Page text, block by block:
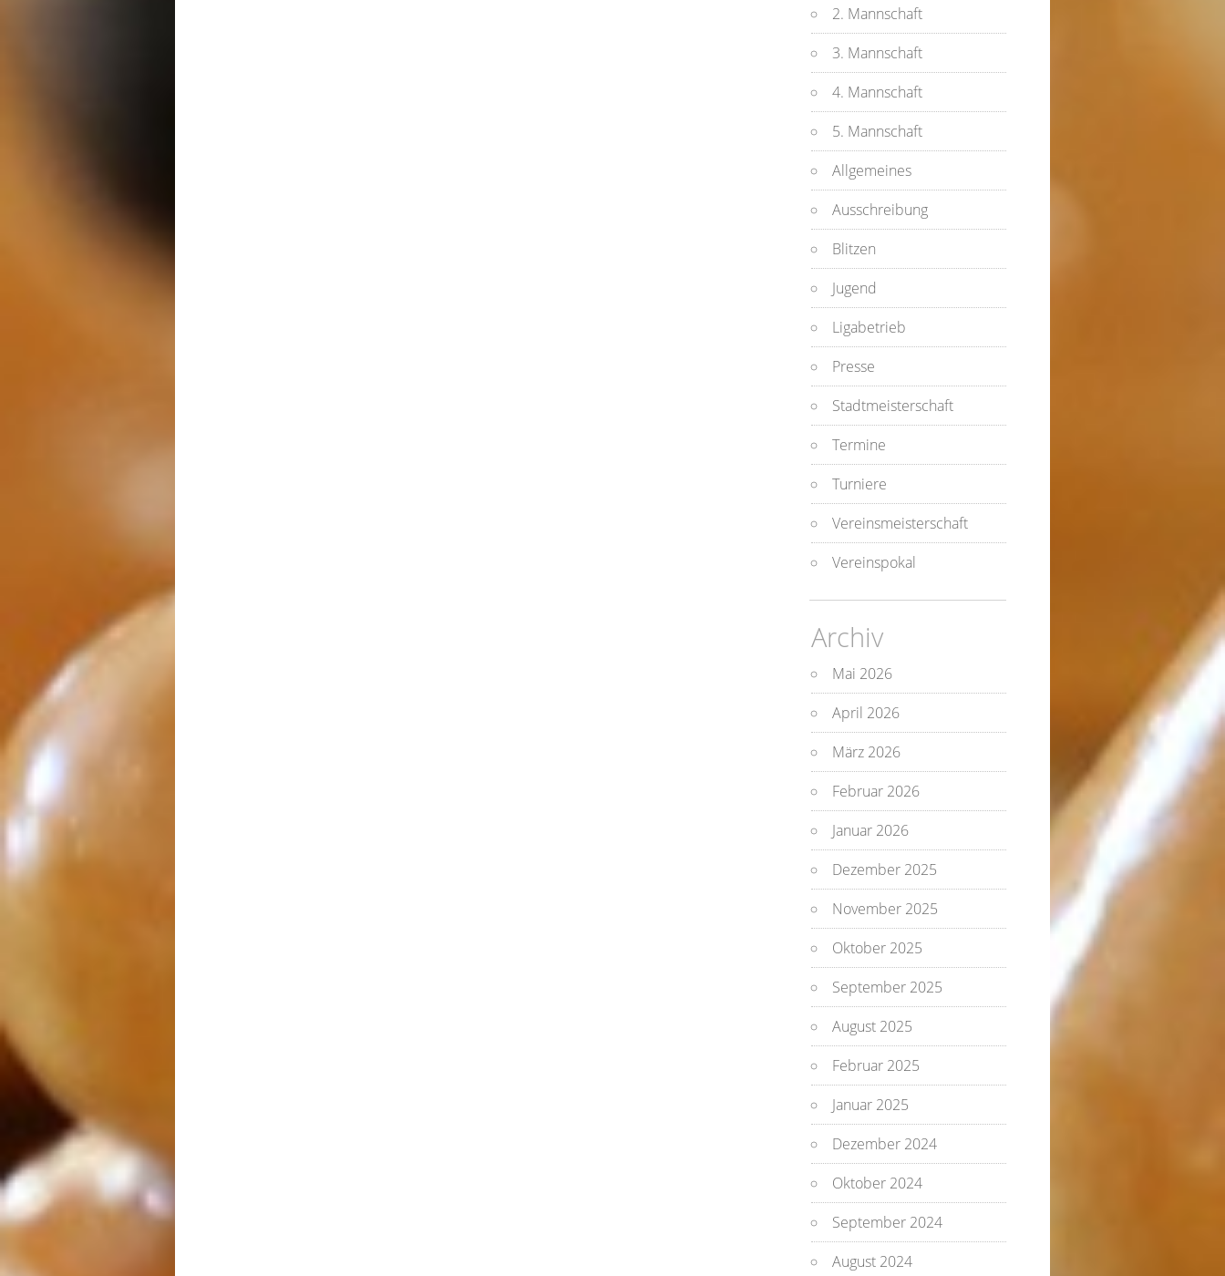
2. Mannschaft
3. Mannschaft
4. Mannschaft
5. Mannschaft
Allgemeines
Ausschreibung
Blitzen
Jugend
Ligabetrieb
Presse
Stadtmeisterschaft
Termine
Turniere
Vereinsmeisterschaft
Vereinspokal
Archiv
Mai 2026
April 2026
März 2026
Februar 2026
Januar 2026
Dezember 2025
November 2025
Oktober 2025
September 2025
August 2025
Februar 2025
Januar 2025
Dezember 2024
Oktober 2024
September 2024
August 2024